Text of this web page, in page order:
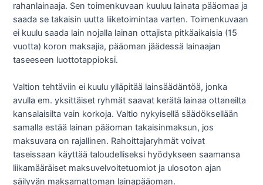
rahanlainaaja. Sen toimenkuvaan kuuluu lainata pääomaa ja
saada se takaisin uutta liiketoimintaa varten. Toimenkuvaan
ei kuulu saada lain nojalla lainan ottajista pitkäaikaisia (15
vuotta) koron maksajia, pääoman jäädessä lainaajan
taseeseen luottotappioksi.
Valtion tehtäviin ei kuulu ylläpitää lainsäädäntöä, jonka
avulla em. yksittäiset ryhmät saavat kerätä lainaa ottaneilta
kansalaisilta vain korkoja. Valtio nykyisellä säädöksellään
samalla estää lainan pääoman takaisinmaksun, jos
maksuvara on rajallinen. Rahoittajaryhmät voivat
taseissaan käyttää taloudelliseksi hyödykseen saamansa
liikamääräiset maksuvelvoitetuomiot ja ulosoton ajan
säilyvän maksamattoman lainapääoman.